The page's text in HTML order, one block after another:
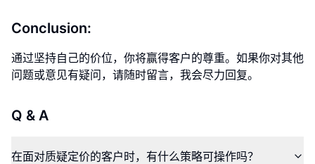
Conclusion:
通过坚持自己的价位，你将赢得客户的尊重。如果你对其他
问题或意见有疑问，请随时留言，我会尽力回复。
Q & A
在面对质疑定价的客户时，有什么策略可操作吗？